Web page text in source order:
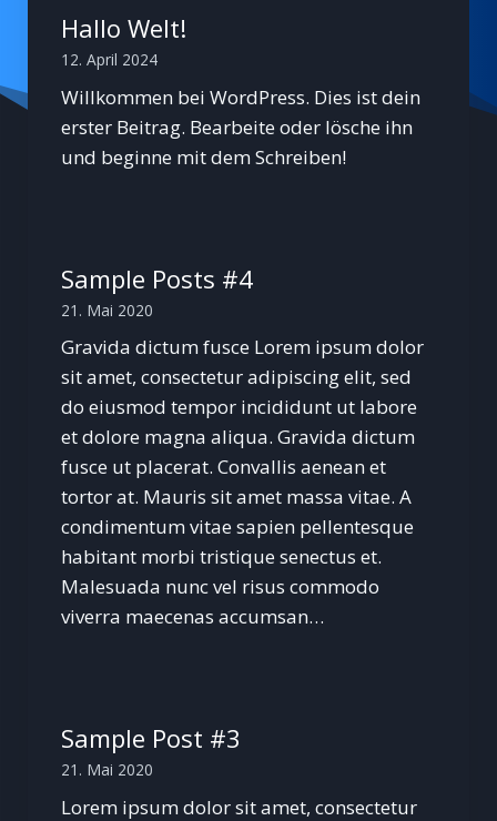
Hallo Welt!
12. April 2024
Willkommen bei WordPress. Dies ist dein
erster Beitrag. Bearbeite oder lösche ihn
und beginne mit dem Schreiben!
Sample Posts #4
21. Mai 2020
Gravida dictum fusce Lorem ipsum dolor
sit amet, consectetur adipiscing elit, sed
do eiusmod tempor incididunt ut labore
et dolore magna aliqua. Gravida dictum
fusce ut placerat. Convallis aenean et
tortor at. Mauris sit amet massa vitae. A
condimentum vitae sapien pellentesque
habitant morbi tristique senectus et.
Malesuada nunc vel risus commodo
viverra maecenas accumsan…
Sample Post #3
21. Mai 2020
Lorem ipsum dolor sit amet, consectetur